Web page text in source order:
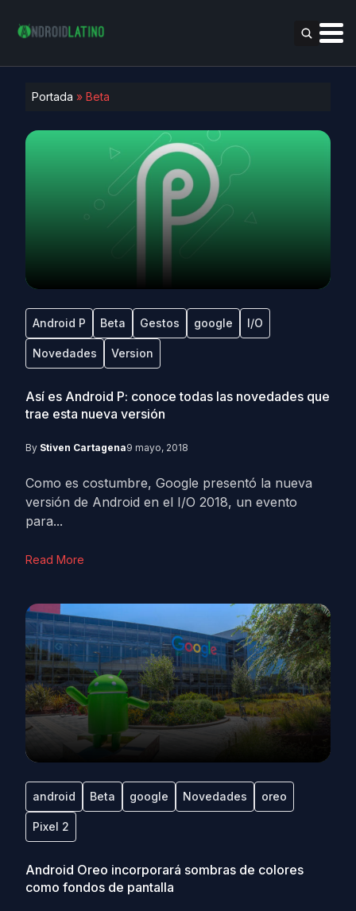
Portada » Beta
Android P Beta Gestos google I/O
Novedades Version
Así es Android P: conoce todas las novedades que
trae esta nueva versión
By Stiven Cartagena9 mayo, 2018
Como es costumbre, Google presentó la nueva
versión de Android en el I/O 2018, un evento
para...
Read More
android Beta google Novedades oreo
Pixel 2
Android Oreo incorporará sombras de colores
como fondos de pantalla